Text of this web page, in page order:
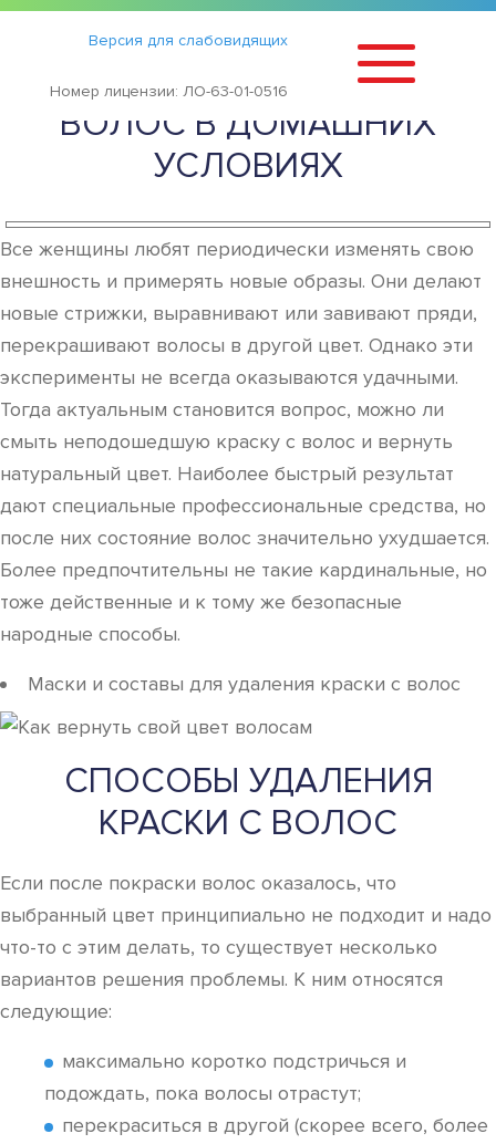
Версия для слабовидящих
Номер лицензии: ЛО-63-01-0516
Статьи ›
КАК СМЫТЬ КРАСКУ С
ВОЛОС В ДОМАШНИХ
УСЛОВИЯХ
Все женщины любят периодически изменять свою
внешность и примерять новые образы. Они делают
новые стрижки, выравнивают или завивают пряди,
перекрашивают волосы в другой цвет. Однако эти
эксперименты не всегда оказываются удачными.
Тогда актуальным становится вопрос, можно ли
смыть неподошедшую краску с волос и вернуть
натуральный цвет. Наиболее быстрый результат
дают специальные профессиональные средства, но
после них состояние волос значительно ухудшается.
Более предпочтительны не такие кардинальные, но
тоже действенные и к тому же безопасные
народные способы.
Маски и составы для удаления краски с волос
СПОСОБЫ УДАЛЕНИЯ
КРАСКИ С ВОЛОС
Если после покраски волос оказалось, что
выбранный цвет принципиально не подходит и надо
что-то с этим делать, то существует несколько
вариантов решения проблемы. К ним относятся
следующие:
максимально коротко подстричься и
подождать, пока волосы отрастут;
перекраситься в другой (скорее всего, более